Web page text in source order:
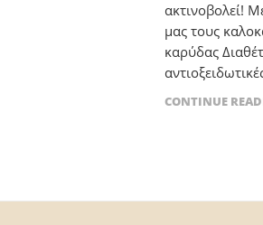
ακτινοβολεί!
μας τους
καρύδας
CONTINUE